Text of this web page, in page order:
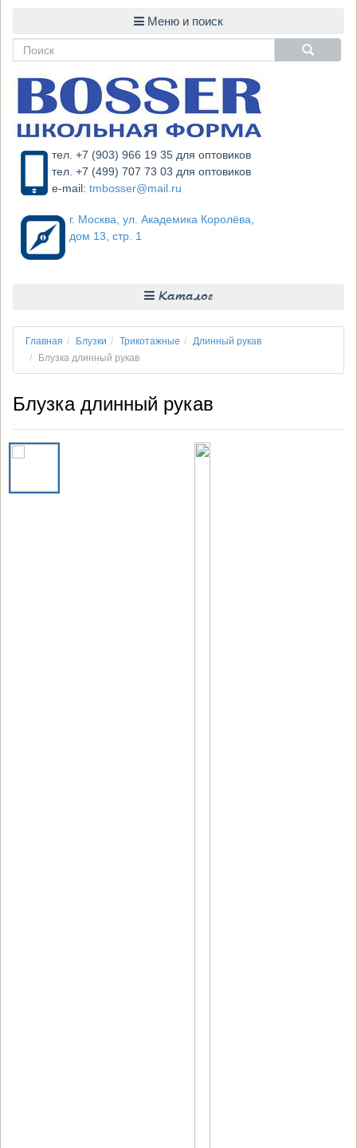
тел. +7 (903) 966 19 35 для оптовиков
тел. +7 (499) 707 73 03 для оптовиков
e-mail: tmbosser@mail.ru
г. Москва, ул. Академика Королёва,
дом 13, стр. 1
Каталог
Главная Блузки Трикотажные
Длинный рукав
Блузка длинный рукав
Блузка длинный рукав